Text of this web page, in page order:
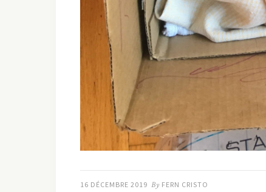
16 DÉCEMBRE 2019 By FERN CRISTO